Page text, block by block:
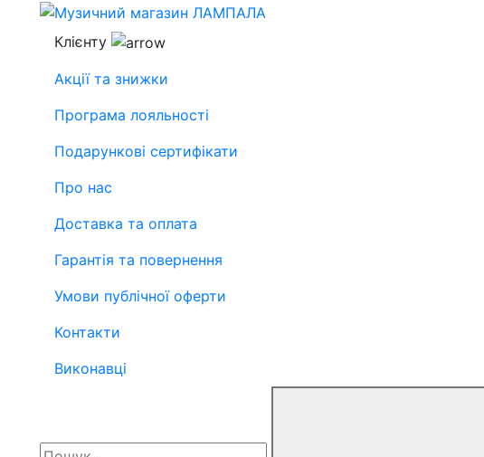
Клієнту
Акції та знижки
Програма лояльності
Подарункові сертифікати
Про нас
Доставка та оплата
Гарантія та повернення
Умови публічної оферти
Контакти
Виконавці